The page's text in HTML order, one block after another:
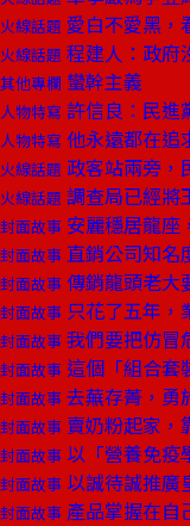
火線話題 愛白不愛黑，
火線話題 程建人：政府
其他專欄 蠻幹主義
人物特寫 許信良：民進
人物特寫 他永遠都在追
火線話題 政客站兩旁，
火線話題 調查局已經將
封面故事 安麗穩居龍座
封面故事 直銷公司知名
封面故事 傳銷龍頭老大
封面故事 只花了五年，
封面故事 我們要把仿冒
封面故事 這個「組合套
封面故事 去蕪存菁，勇
封面故事 賣奶粉起家，
封面故事 以「營養免疫
封面故事 以誠待誠推廣
封面故事 產品掌握在自